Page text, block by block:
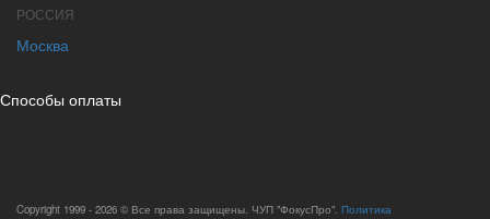
РОССИЯ
Москва
Способы оплаты
Copyright 1999 - 2026 © Все права защищены. ЧУП "ФокусПро". Политика